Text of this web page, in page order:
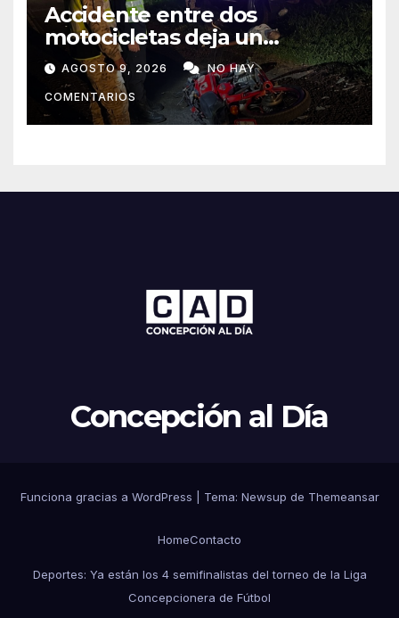
Accidente entre dos
motocicletas deja un
fallecido y dos heridos en Yby
Yaú
AGOSTO 9, 2026 NO HAY
COMENTARIOS
Concepción al Día
Funciona gracias a WordPress Tema: Newsup de Themeansar
HomeContacto
Deportes: Ya están los 4 semifinalistas del torneo de la Liga
Concepcionera de Fútbol